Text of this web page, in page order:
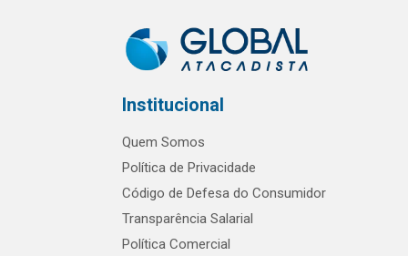
Institucional
Quem Somos
Política de Privacidade
Código de Defesa do Consumidor
Transparência Salarial
Política Comercial